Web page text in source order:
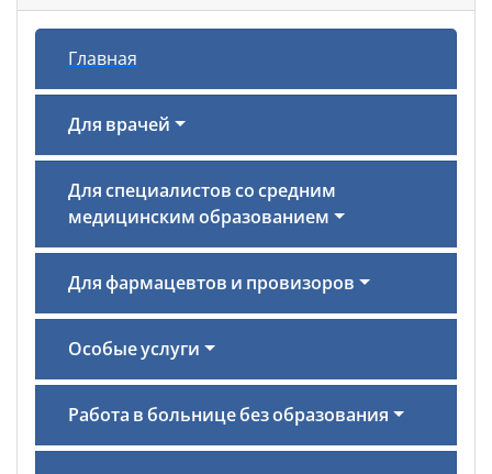
Главная
Для врачей
Для специалистов со средним
медицинским образованием
Для фармацевтов и провизоров
Особые услуги
Работа в больнице без образования